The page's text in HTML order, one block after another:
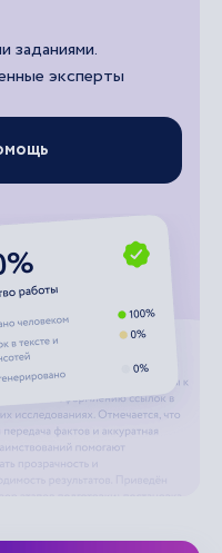
заданиями.
эксперты